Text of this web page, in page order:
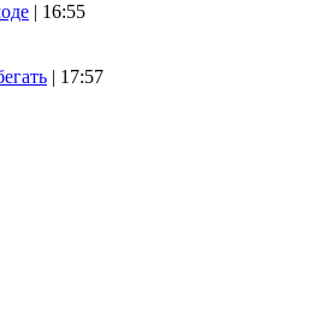
| 16:55
| 17:57